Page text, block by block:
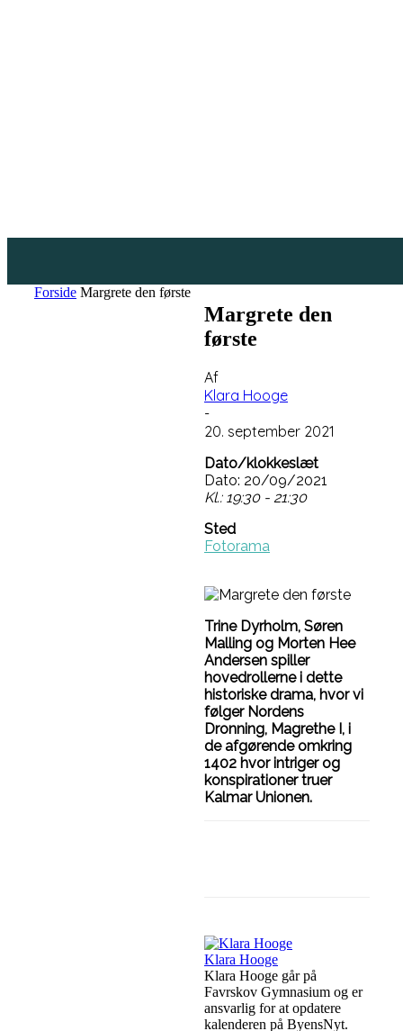
Forside Margrete den første
Margrete den
første
Af
Klara Hooge
-
20. september 2021
Dato/klokkeslæt
Dato: 20/09/2021
Kl.: 19:30 - 21:30
Sted
Fotorama
Trine Dyrholm, Søren
Malling og Morten Hee
Andersen spiller
hovedrollerne i dette
historiske drama, hvor vi
følger Nordens
Dronning, Magrethe I, i
de afgørende omkring
1402 hvor intriger og
konspirationer truer
Kalmar Unionen.
Klara Hooge
Klara Hooge går på
Favrskov Gymnasium og er
ansvarlig for at opdatere
kalenderen på ByensNyt.